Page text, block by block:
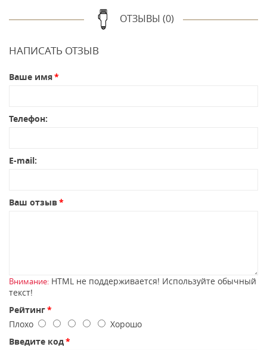
ОТЗЫВЫ (0)
НАПИСАТЬ ОТЗЫВ
Ваше имя
Телефон:
E-mail:
Ваш отзыв
Внимание: HTML не поддерживается! Используйте обычный
текст!
Рейтинг
Плохо
Хорошо
Введите код